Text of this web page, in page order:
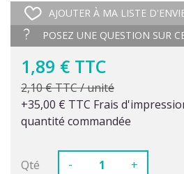
AJOUTER À MA LISTE
POSEZ UNE QUESTION SUR
1,89 € TTC
2,10 € TTC / unité
+35,00 € TTC Frais
quantité commandée
Qté - +